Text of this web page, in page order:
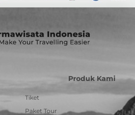
Produk Kami
Tiket
Paket Tour